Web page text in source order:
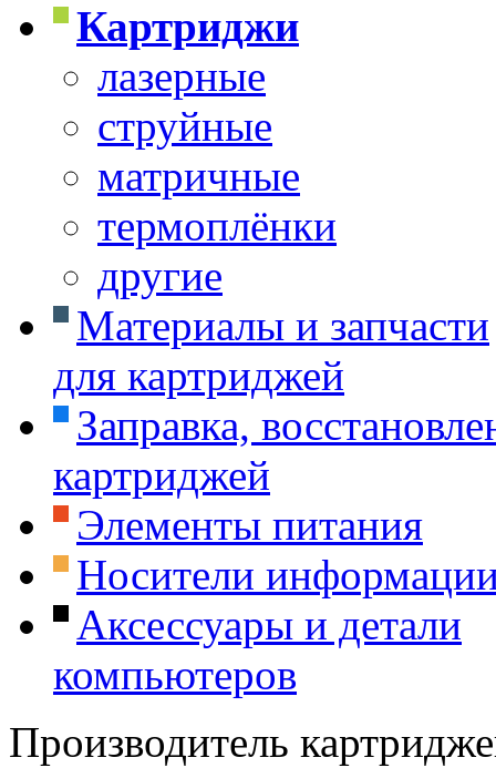
Картриджи
лазерные
струйные
матричные
термоплёнки
другие
Материалы и запчасти
для картриджей
Заправка,
картриджей
Элементы питания
Носители
Аксессуары и детали
компьютеров
Производитель